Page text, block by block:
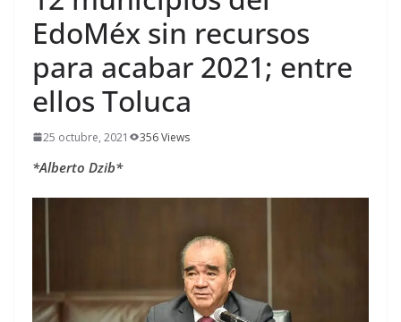
EdoMéx sin recursos
para acabar 2021; entre
ellos Toluca
25 octubre, 2021 356 Views
*Alberto Dzib*